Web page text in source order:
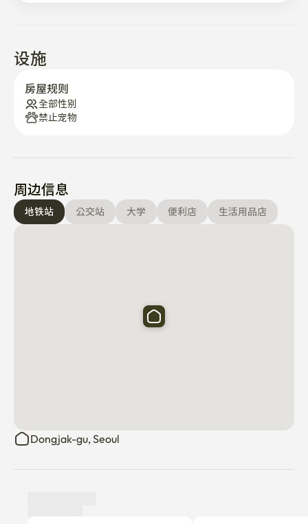
设施
房屋规则
全部性别
禁止宠物
周边信息
地铁站 公交站 大学 便利店 生活用品店
Dongjak-gu, Seoul